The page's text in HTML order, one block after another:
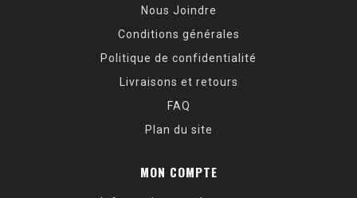
Nous Joindre
Conditions générales
Politique de confidentialité
Livraisons et retours
FAQ
Plan du site
MON COMPTE